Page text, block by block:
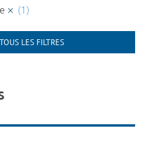
(1)
LES FILTRES